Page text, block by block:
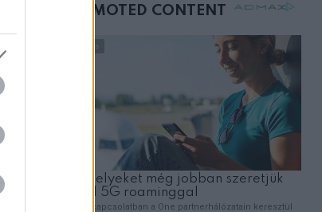
mellettem ült az első